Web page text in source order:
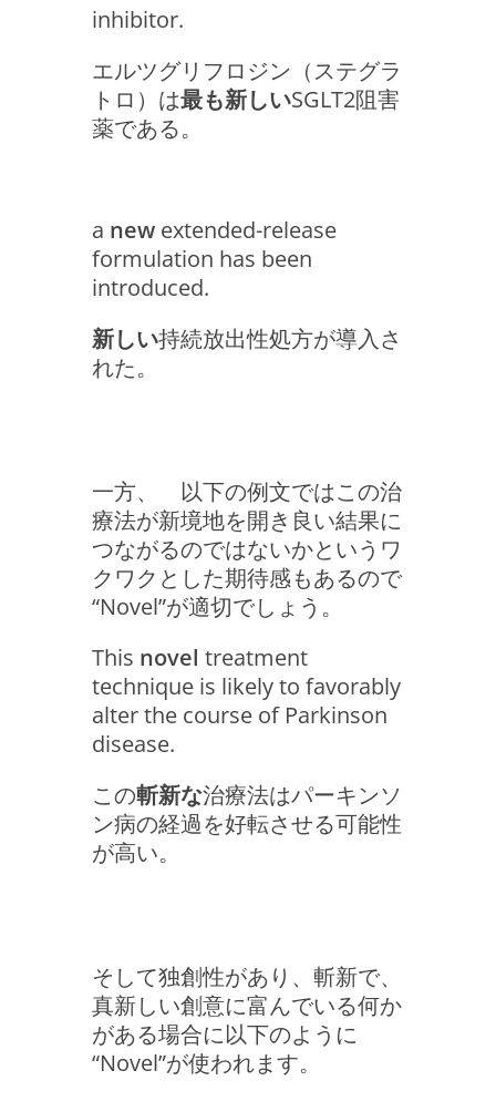
inhibitor.
エルツグリフロジン（ステグラ
トロ）は最も新しいSGLT2阻害
薬である。
a new extended-release
formulation has been
introduced.
新しい持続放出性処方が導入さ
れた。
一方、 以下の例文ではこの治
療法が新境地を開き良い結果に
つながるのではないかというワ
クワクとした期待感もあるので
“Novel”が適切でしょう。
This novel treatment
technique is likely to favorably
alter the course of Parkinson
disease.
この斬新な治療法はパーキンソ
ン病の経過を好転させる可能性
が高い。
そして独創性があり、斬新で、
真新しい創意に富んでいる何か
がある場合に以下のように
“Novel”が使われます。